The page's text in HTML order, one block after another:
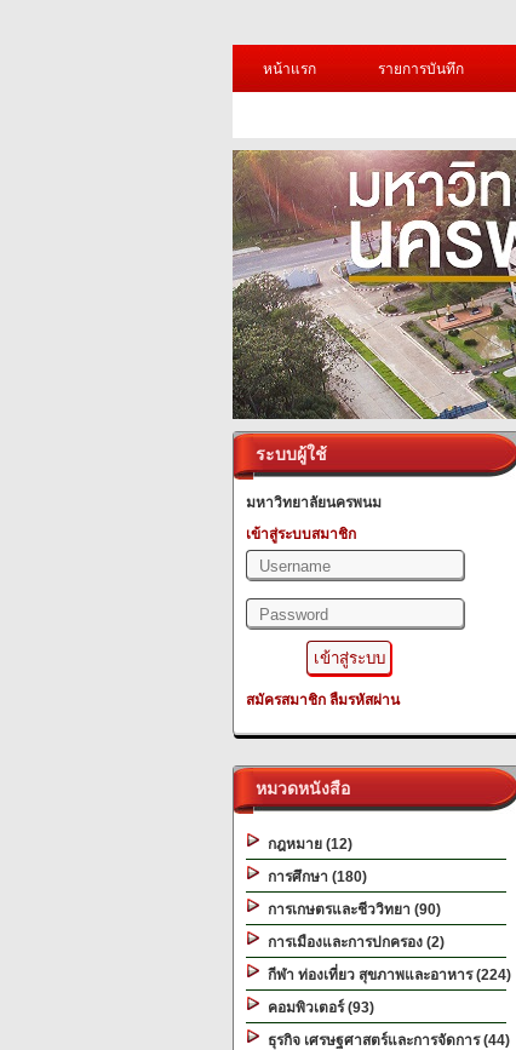
หน้าแรก
รายการบันทึก
ระบบผู้ใช้
มหาวิทยาลัยนครพนม
เข้าสู่ระบบสมาชิก
สมัครสมาชิก ลืมรหัสผ่าน
หมวดหนังสือ
กฎหมาย (12)
การศึกษา (180)
การเกษตรและชีววิทยา (90)
การเมืองและการปกครอง (2)
กีฬา ท่องเที่ยว สุขภาพและอาหาร (224)
คอมพิวเตอร์ (93)
ธุรกิจ เศรษฐศาสตร์และการจัดการ (44)